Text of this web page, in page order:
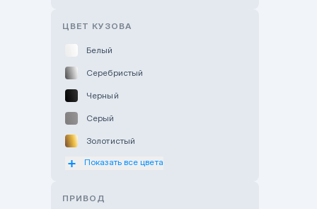
ЦВЕТ КУЗОВА
Белый
Серебристый
Черный
Серый
Золотистый
Оранжевый
Показать все цвета
ПРИВОД